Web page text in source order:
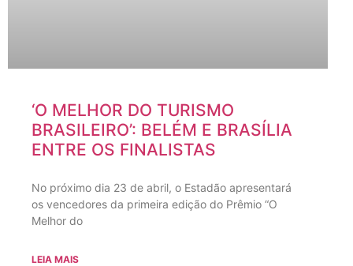
‘O MELHOR DO TURISMO
BRASILEIRO’: BELÉM E BRASÍLIA
ENTRE OS FINALISTAS
No próximo dia 23 de abril, o Estadão apresentará
os vencedores da primeira edição do Prêmio “O
Melhor do
LEIA MAIS